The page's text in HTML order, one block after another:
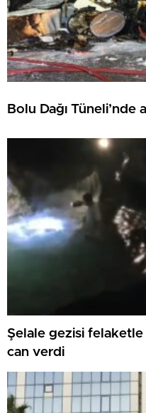
Bolu Dağı
Şelale gezisi
can verdi